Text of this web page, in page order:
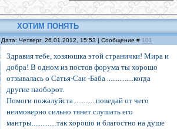
ХОТИМ ПОНЯТЬ
Дата: Четверг, 26.01.2012, 15:53 | Сообщение # 101
Здравия тебе, хозяюшка этой странички! Мира и
добра! В одном из постов форума ты хорошо
отзывалась о Сатья-Саи -Баба ...............когда
другие наоборот.
Помоги пожалуйста ............поведай от чего
неимоверно сильно тянет слушать его
мантры..............так хорошо и благостно на душе